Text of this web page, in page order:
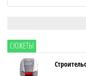
СЮЖЕТЫ